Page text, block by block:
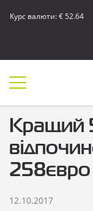
Курс валюти: € 52.64
Кращий
258євро
12.10.2017